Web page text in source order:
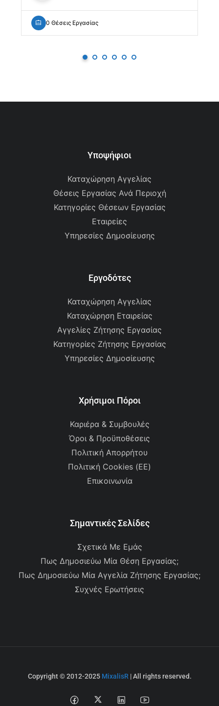
0 Θέσεις Εργασίας
Υποψήφιοι
Καταχώρηση Αγγελίας
Θέσεις Εργασίας Ανά Περιοχή
Κατηγορίες Θέσεων Εργασίας
Εταιρείες
Υπηρεσίες Δημοσίευσης
Εργοδότες
Καταχώρηση Αγγελίας
Καταχώρηση Εταιρείας
Αγγελίες Ζήτησης Εργασίας
Κατηγορίες Ζήτησης Εργασίας
Υπηρεσίες Δημοσίευσης
Χρήσιμοι Πόροι
Καριέρα & Συμβουλές
Όροι & Προϋποθέσεις
Πολιτική Απορρήτου
Πολιτική Cookies (ΕΕ)
Επικοινωνία
Σημαντικές Σελίδες
Σχετικά Με Εμάς
Πως Δημοσιεύω Μία Θέση Εργασίας;
Πως Δημοσιεύω Μία Αγγελία Ζήτησης Εργασίας;
Συχνές Ερωτήσεις
Copyright © 2012-2025 MixalisR | All rights reserved.